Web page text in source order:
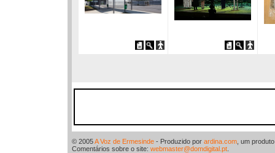
© 2005A Voz de Ermesinde - Produzido por ardina.com , um
Comentários sobre o site: webmaster@domdigital.pt